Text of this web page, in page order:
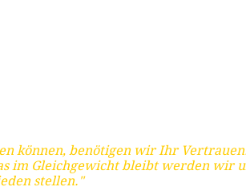
können, benötigen wir Ihr
im Gleichgewicht bleibt werden wir
stellen."